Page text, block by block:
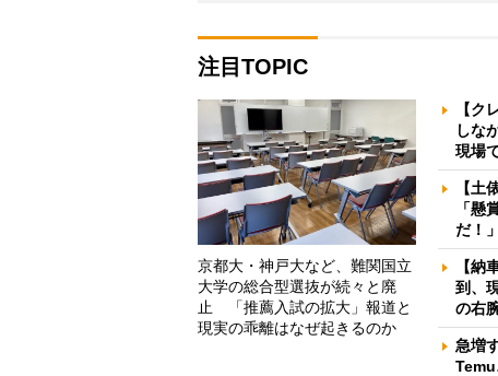
注目TOPIC
京都大・神戸大など、難関国立
大学の総合型選抜が続々と廃
止 「推薦入試の拡大」報道と
現実の乖離はなぜ起きるのか
【ク
しな
現場
【土
「懸
だ！
【納
到、
の右
急増